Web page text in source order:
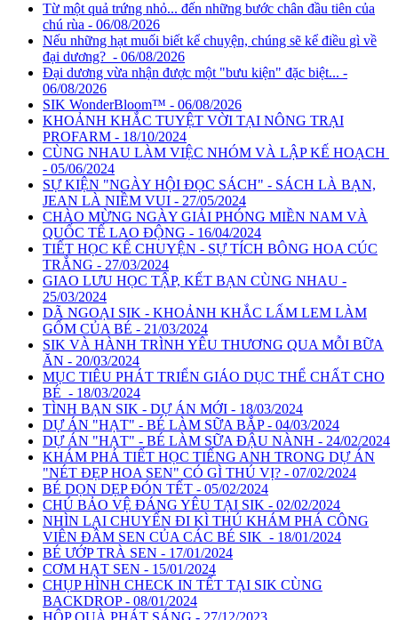
Từ một quả trứng nhỏ... đến những bước chân đầu tiên của
chú rùa - 06/08/2026
Nếu những hạt muối biết kể chuyện, chúng sẽ kể điều gì về
đại dương? - 06/08/2026
Đại dương vừa nhận được một "bưu kiện" đặc biệt... -
06/08/2026
SIK WonderBloom™ - 06/08/2026
KHOẢNH KHẮC TUYỆT VỜI TẠI NÔNG TRẠI
PROFARM - 18/10/2024
CÙNG NHAU LÀM VIỆC NHÓM VÀ LẬP KẾ HOẠCH
- 05/06/2024
SỰ KIỆN "NGÀY HỘI ĐỌC SÁCH" - SÁCH LÀ BẠN,
JEAN LÀ NIỀM VUI - 27/05/2024
CHÀO MỪNG NGÀY GIẢI PHÓNG MIỀN NAM VÀ
QUỐC TẾ LAO ĐỘNG - 16/04/2024
TIẾT HỌC KỂ CHUYỆN - SỰ TÍCH BÔNG HOA CÚC
TRẮNG - 27/03/2024
GIAO LƯU HỌC TẬP, KẾT BẠN CÙNG NHAU -
25/03/2024
DÃ NGOẠI SIK - KHOẢNH KHẮC LẤM LEM LÀM
GỐM CỦA BÉ - 21/03/2024
SIK VÀ HÀNH TRÌNH YÊU THƯƠNG QUA MỖI BỮA
ĂN - 20/03/2024
MỤC TIÊU PHÁT TRIỂN GIÁO DỤC THỂ CHẤT CHO
BÉ - 18/03/2024
TÌNH BẠN SIK - DỰ ÁN MỚI - 18/03/2024
DỰ ÁN "HẠT" - BÉ LÀM SỮA BẮP - 04/03/2024
DỰ ÁN "HẠT" - BÉ LÀM SỮA ĐẬU NÀNH - 24/02/2024
KHÁM PHÁ TIẾT HỌC TIẾNG ANH TRONG DỰ ÁN
"NÉT ĐẸP HOA SEN" CÓ GÌ THÚ VỊ? - 07/02/2024
BÉ DỌN DẸP ĐÓN TẾT - 05/02/2024
CHÚ BẢO VỆ ĐÁNG YÊU TẠI SIK - 02/02/2024
NHÌN LẠI CHUYẾN ĐI KÌ THÚ KHÁM PHÁ CÔNG
VIÊN ĐẦM SEN CỦA CÁC BÉ SIK - 18/01/2024
BÉ ƯỚP TRÀ SEN - 17/01/2024
CƠM HẠT SEN - 15/01/2024
CHỤP HÌNH CHECK IN TẾT TẠI SIK CÙNG
BACKDROP - 08/01/2024
HỘP QUÀ PHÁT SÁNG - 27/12/2023